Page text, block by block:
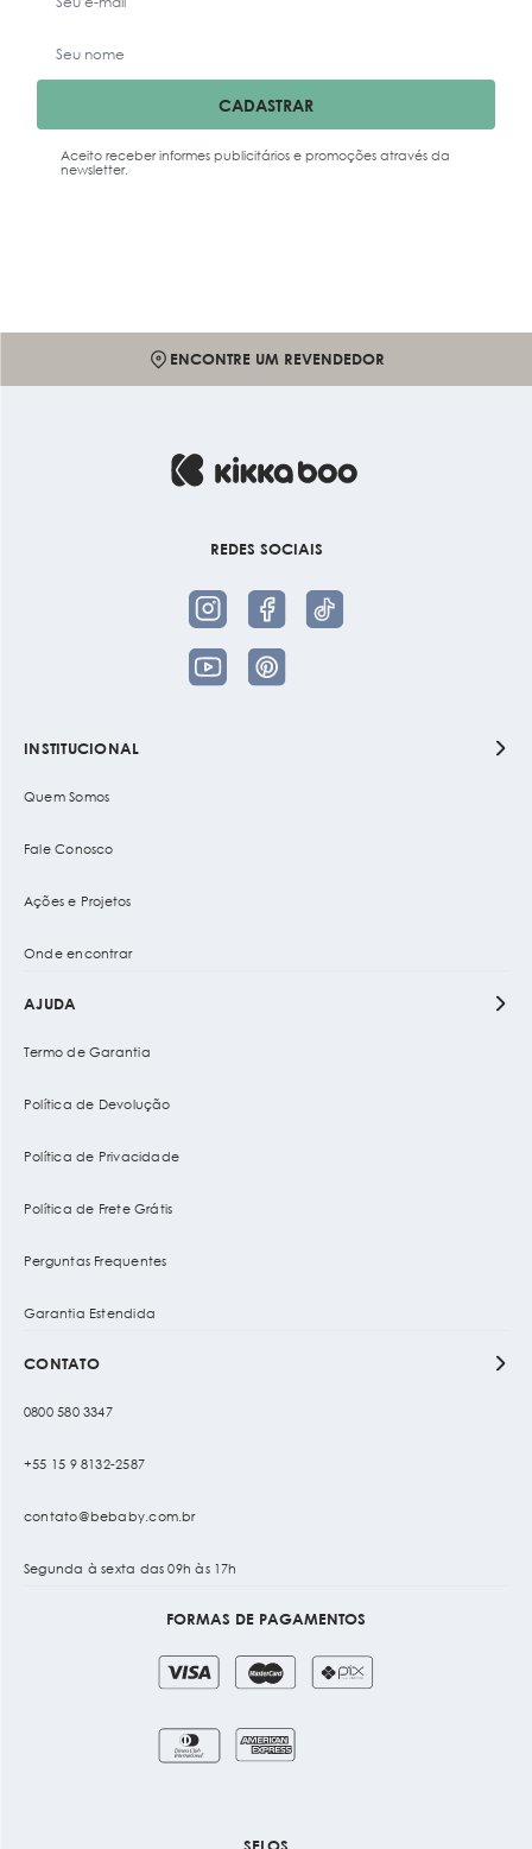
CADASTRAR
Aceito receber informes publicitários e promoções através da
newsletter.
ENCONTRE UM REVENDEDOR
REDES SOCIAIS
INSTITUCIONAL
Quem Somos
Fale Conosco
Ações e Projetos
Onde encontrar
AJUDA
Termo de Garantia
Política de Devolução
Política de Privacidade
Política de Frete Grátis
Perguntas Frequentes
Garantia Estendida
CONTATO
0800 580 3347
+55 15 9 8132-2587
contato@bebaby.com.br
Segunda à sexta das 09h às 17h
FORMAS DE PAGAMENTOS
SELOS